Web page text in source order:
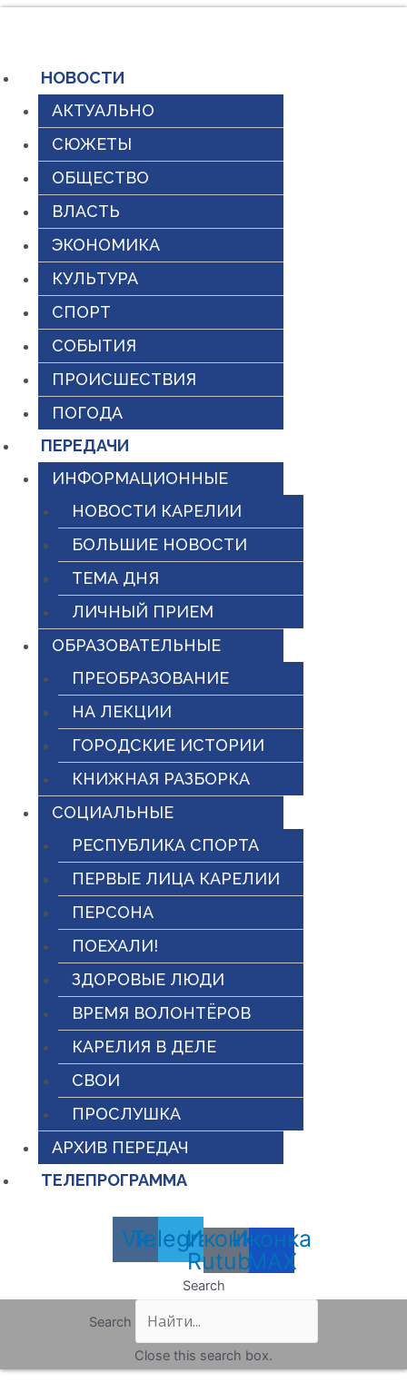
содержимому
НОВОСТИ
АКТУАЛЬНО
СЮЖЕТЫ
ОБЩЕСТВО
ВЛАСТЬ
ЭКОНОМИКА
КУЛЬТУРА
СПОРТ
СОБЫТИЯ
ПРОИСШЕСТВИЯ
ПОГОДА
ПЕРЕДАЧИ
ИНФОРМАЦИОННЫЕ
НОВОСТИ КАРЕЛИИ
БОЛЬШИЕ НОВОСТИ
ТЕМА ДНЯ
ЛИЧНЫЙ ПРИЕМ
ОБРАЗОВАТЕЛЬНЫЕ
ПРЕОБРАЗОВАНИЕ
НА ЛЕКЦИИ
ГОРОДСКИЕ ИСТОРИИ
КНИЖНАЯ РАЗБОРКА
СОЦИАЛЬНЫЕ
РЕСПУБЛИКА СПОРТА
ПЕРВЫЕ ЛИЦА КАРЕЛИИ
ПЕРСОНА
ПОЕХАЛИ!
ЗДОРОВЫЕ ЛЮДИ
ВРЕМЯ ВОЛОНТЁРОВ
КАРЕЛИЯ В ДЕЛЕ
СВОИ
ПРОСЛУШКА
АРХИВ ПЕРЕДАЧ
ТЕЛЕПРОГРАММА
Vk
Telegram
Иконка
Rutube
Иконка
MAX
Search
Search
Close this search box.